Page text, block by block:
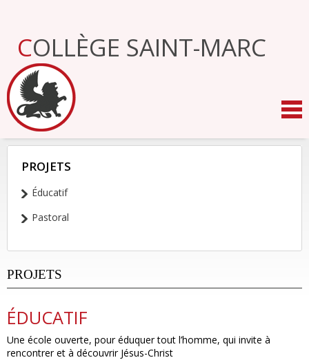
Aller
navigation
COLLÈGE SAINT-MARC
NAVIGATION
PROJETS
Éducatif
Pastoral
PROJETS
ÉDUCATIF
Une école ouverte, pour éduquer tout l’homme, qui invite à
rencontrer et à découvrir Jésus-Christ